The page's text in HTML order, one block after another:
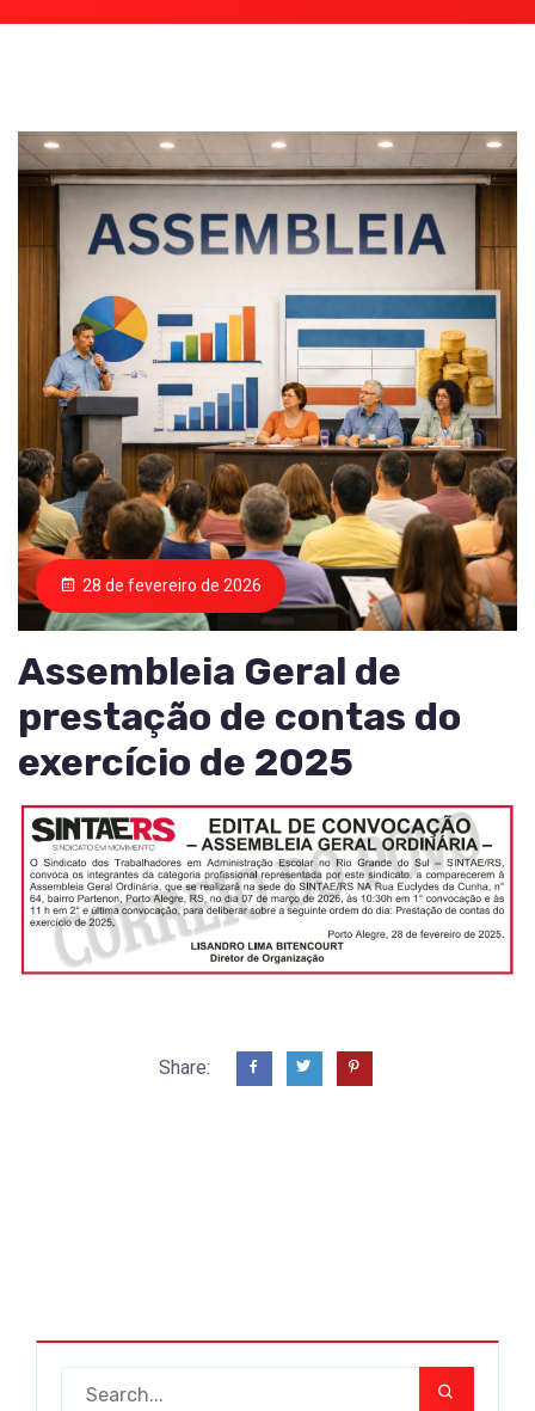
28 de fevereiro de 2026
Assembleia Geral de
prestação de contas do
exercício de 2025
Share: